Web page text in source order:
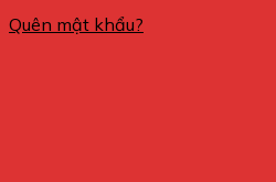
Quên mật khẩu?